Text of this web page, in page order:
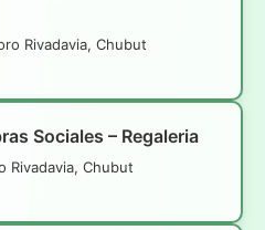
Rivadavia, Chubut
Sociales – Regaleria
Rivadavia, Chubut